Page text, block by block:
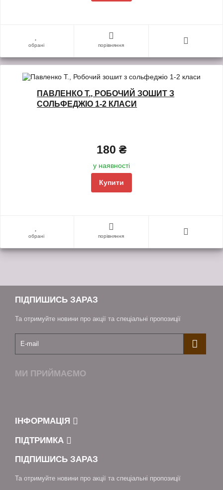
обрані порівняння
ПАВЛЕНКО Т., РОБОЧИЙ ЗОШИТ З
СОЛЬФЕДЖІО 1-2 КЛАСИ
180 ₴
у наявності
Купити
обрані порівняння
ПІДПИШИСЬ ЗАРАЗ
Та отримуйте новини про акції та спеціальні пропозиції
МИ ПРИЙМАЄМО
ІНФОРМАЦІЯ
ПІДТРИМКА
ПІДПИШИСЬ ЗАРАЗ
Та отримуйте новини про акції та спеціальні пропозиції